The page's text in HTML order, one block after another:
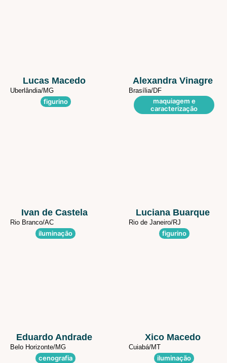
Lucas Macedo
Uberlândia/MG
figurino
Alexandra Vinagre
Brasília/DF
maquiagem e
caracterização
Ivan de Castela
Rio Branco/AC
iluminação
Luciana Buarque
Rio de Janeiro/RJ
figurino
Eduardo Andrade
Belo Horizonte/MG
cenografia
Xico Macedo
Cuiabá/MT
iluminação